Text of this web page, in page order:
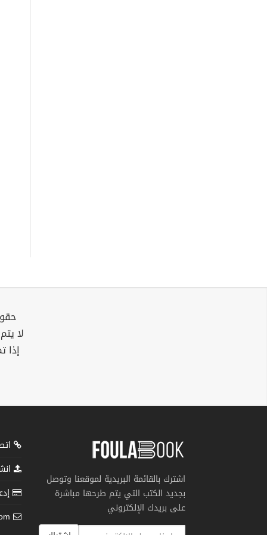
لا
إذا
اشترك بالقائمة البريدية لموقعنا وتوصل
بجديد الكتب التي يتم طرحها مباشرة
على بريدك الإلكتروني